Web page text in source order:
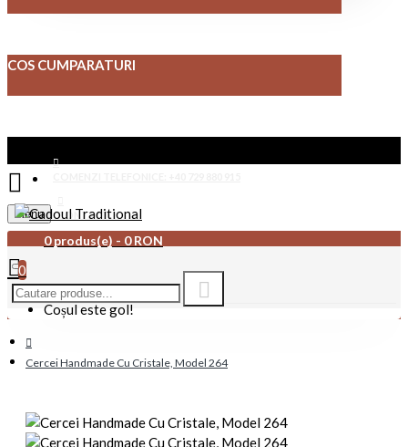
COS CUMPARATURI
CONTACT
Menu
0 produs(e) - 0 RON
0
Coșul este gol!
Cercei Handmade Cu Cristale, Model 264